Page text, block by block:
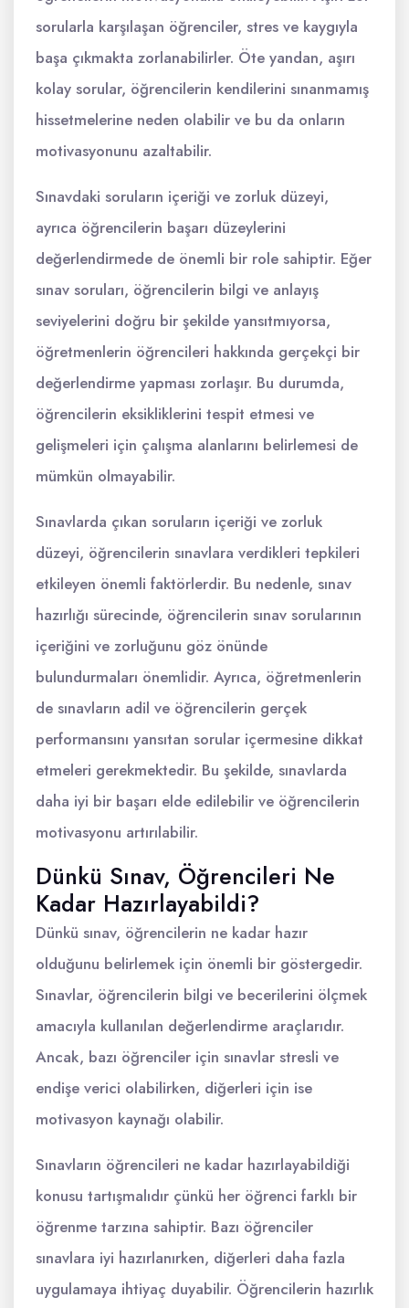
sorularla karşılaşan öğrenciler, stres ve kaygıyla
başa çıkmakta zorlanabilirler. Öte yandan, aşırı
kolay sorular, öğrencilerin kendilerini sınanmamış
hissetmelerine neden olabilir ve bu da onların
motivasyonunu azaltabilir.
Sınavdaki soruların içeriği ve zorluk düzeyi,
ayrıca öğrencilerin başarı düzeylerini
değerlendirmede de önemli bir role sahiptir. Eğer
sınav soruları, öğrencilerin bilgi ve anlayış
seviyelerini doğru bir şekilde yansıtmıyorsa,
öğretmenlerin öğrencileri hakkında gerçekçi bir
değerlendirme yapması zorlaşır. Bu durumda,
öğrencilerin eksikliklerini tespit etmesi ve
gelişmeleri için çalışma alanlarını belirlemesi de
mümkün olmayabilir.
Sınavlarda çıkan soruların içeriği ve zorluk
düzeyi, öğrencilerin sınavlara verdikleri tepkileri
etkileyen önemli faktörlerdir. Bu nedenle, sınav
hazırlığı sürecinde, öğrencilerin sınav sorularının
içeriğini ve zorluğunu göz önünde
bulundurmaları önemlidir. Ayrıca, öğretmenlerin
de sınavların adil ve öğrencilerin gerçek
performansını yansıtan sorular içermesine dikkat
etmeleri gerekmektedir. Bu şekilde, sınavlarda
daha iyi bir başarı elde edilebilir ve öğrencilerin
motivasyonu artırılabilir.
Dünkü Sınav, Öğrencileri Ne
Kadar Hazırlayabildi?
Dünkü sınav, öğrencilerin ne kadar hazır
olduğunu belirlemek için önemli bir göstergedir.
Sınavlar, öğrencilerin bilgi ve becerilerini ölçmek
amacıyla kullanılan değerlendirme araçlarıdır.
Ancak, bazı öğrenciler için sınavlar stresli ve
endişe verici olabilirken, diğerleri için ise
motivasyon kaynağı olabilir.
Sınavların öğrencileri ne kadar hazırlayabildiği
konusu tartışmalıdır çünkü her öğrenci farklı bir
öğrenme tarzına sahiptir. Bazı öğrenciler
sınavlara iyi hazırlanırken, diğerleri daha fazla
uygulamaya ihtiyaç duyabilir. Öğrencilerin hazırlık